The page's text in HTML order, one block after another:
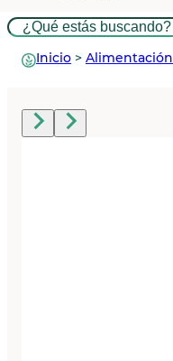
Buscar
Inicio > Alimentación